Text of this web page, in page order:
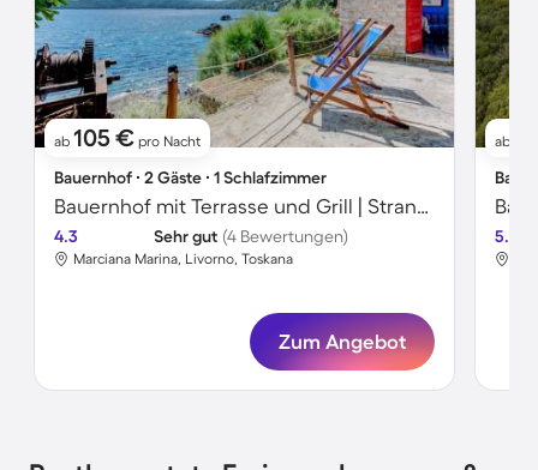
ab 105 € pro Nacht
Bauernhof ∙ 2 Gäste ∙ 1 Schlafzimmer
Bauernhof mit Terrasse und Grill | Strandblick
4.3 Sehr gut (4 Bewertungen)
Marciana Marina, Livorno, Toskana
Zum Angebot
ab
5.0